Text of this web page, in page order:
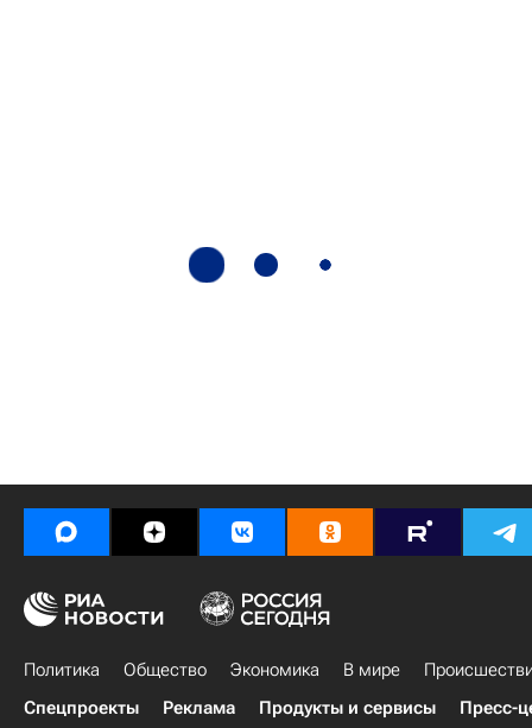
Политика Общество Экономика В мире
Спецпроекты
Реклама Продукты и сервисы Пресс-